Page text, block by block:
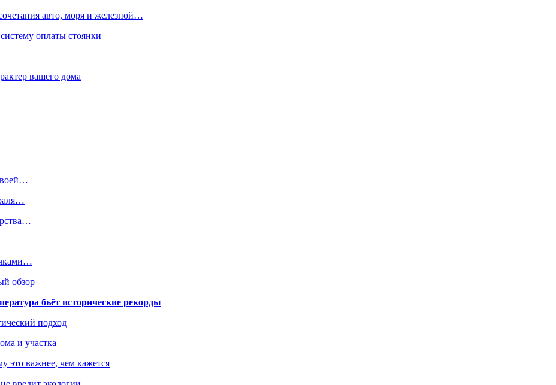
авто, моря и железной…
оплаты стоянки
вашего дома
обзор
бьёт исторические рекорды
подход
и участка
это важнее, чем кажется